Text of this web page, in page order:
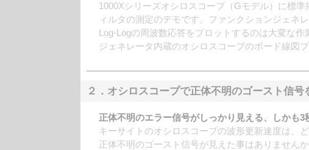
1000Xシリーズオシロスコープ（Gモデル）に標
ィルタの測定のデモです。ファンクションジェネ
Log-Logの周波数応答をプロットするのは大変な
ジェネレータ内蔵のオシロスコープのボード線図
２．オシロスコープで正体不明のゴースト信号
正体不明のエラー信号がしっかり見える、しかも3
キーサイトのオシロスコープの波形更新速度は、
正体不明のゴースト信号が見えた事はありません